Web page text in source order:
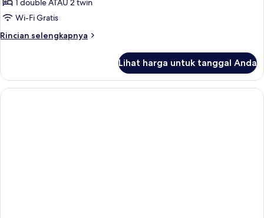
Riverside
Ad
Ch)
Wi-Fi Gratis
Rincian selengkapnya
Rincian
Kamar
Keluarga
(nhow,
Lihat harga untuk tanggal Anda